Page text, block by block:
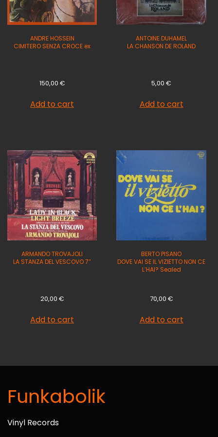
ANDRE HOSSEIN
CIMITERO SENZA CROCE ex
150,00 €
Add to cart
ANTOINE DUHAMEL
LA CHANSON DE ROLAND
5,00€
Add to cart
ARMANDO TROVAJOLI
LA STANZA DEL VESCOVO 7″
20,00 €
Add to cart
BERTO PISANO
DOVE VAI SE IL VIZIETTO NON CE
L’HAI? Sealed
70,00 €
Add to cart
Funkabolik
Vinyl Records